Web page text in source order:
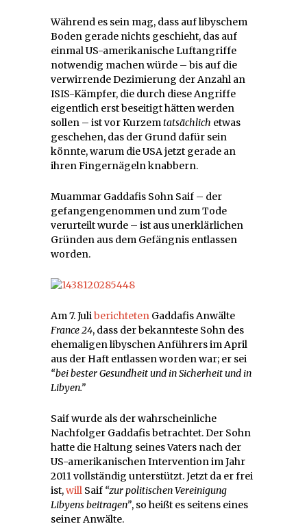
Während es sein mag, dass auf libyschem
Boden gerade nichts geschieht, das auf
einmal US-amerikanische Luftangriffe
notwendig machen würde – bis auf die
verwirrende Dezimierung der Anzahl an
ISIS-Kämpfer, die durch diese Angriffe
eigentlich erst beseitigt hätten werden
sollen – ist vor Kurzemtatsächlich etwas
geschehen, das der Grund dafür sein
könnte, warum die USA jetzt gerade an
ihren Fingernägeln knabbern.
Muammar Gaddafis Sohn Saif – der
gefangengenommen und zum Tode
verurteilt wurde – ist aus unerklärlichen
Gründen aus dem Gefängnis entlassen
worden.
Am 7. Juliberichteten Gaddafis Anwälte
France 24, dass der bekannteste Sohn des
ehemaligen libyschen Anführers im April
aus der Haft entlassen worden war; er sei
“bei bester Gesundheit und in Sicherheit und in
Libyen.”
Saif wurde als der wahrscheinliche
Nachfolger Gaddafis betrachtet. Der Sohn
hatte die Haltung seines Vaters nach der
US-amerikanischen Intervention im Jahr
2011 vollständig unterstützt. Jetzt da er frei
ist,will Saif “zur politischen Vereinigung
Libyens beitragen”, so heißt es seitens eines
seiner Anwälte.